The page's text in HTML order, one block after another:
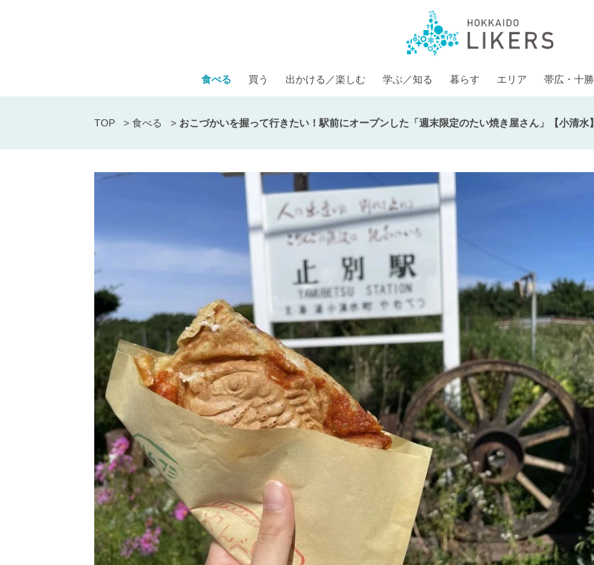
食べる 買う 出かける／楽しむ 学ぶ／知る 暮らす エリア 帯広・十勝
TOP > 食べる > おこづかいを握って行きたい！駅前にオープンした「週末限定のたい焼き屋さん」【小清水】